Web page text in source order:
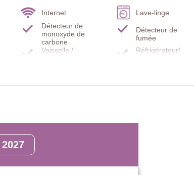
de cuisson à gaz, table à manger, canapé, cheminée
commode.
commodes.
Internet Lave-linge
Détecteur de
monoxyde de
carbone
Détecteur de
fumée
Vaisselle /
Réfrigérateur/
TV
Cheminée
2027